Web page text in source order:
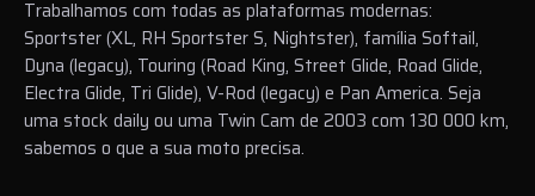
Trabalhamos com todas as plataformas modernas:
Sportster (XL, RH Sportster S, Nightster), família Softail,
Dyna (legacy), Touring (Road King, Street Glide, Road Glide,
Electra Glide, Tri Glide), V-Rod (legacy) e Pan America. Seja
uma stock daily ou uma Twin Cam de 2003 com 130 000 km,
sabemos o que a sua moto precisa.